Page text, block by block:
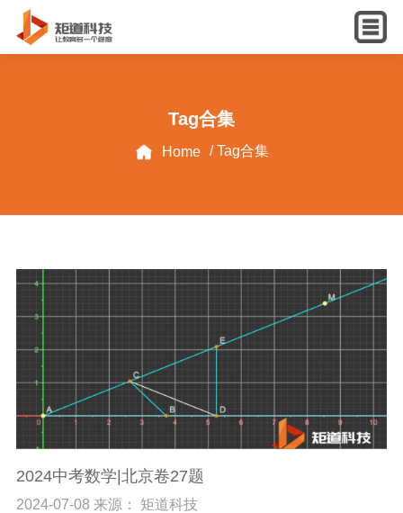
English
Tag合集
Home / Tag合集
2024中考数学|北京卷27题
2024-07-08 来源： 矩道科技